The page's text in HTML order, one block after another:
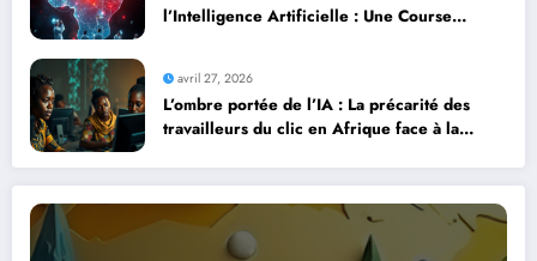
l’Intelligence Artificielle : Une Course
avril 27, 2026
L’ombre portée de l’IA : La précarité des
travailleurs du clic en Afrique face à la